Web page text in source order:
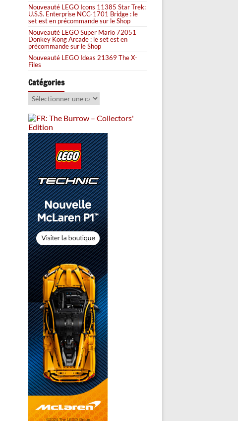
Nouveauté LEGO Icons 11385 Star Trek:
U.S.S. Enterprise NCC-1701 Bridge : le
set est en précommande sur le Shop
Nouveauté LEGO Super Mario 72051
Donkey Kong Arcade : le set est en
précommande sur le Shop
Nouveauté LEGO Ideas 21369 The X-
Files
Catégories
Catégories